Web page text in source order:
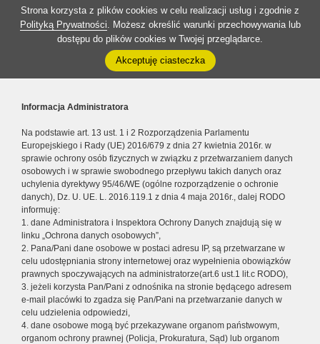
Strona korzysta z plików cookies w celu realizacji usług i zgodnie z
Polityką Prywatności. Możesz określić warunki przechowywania lub
dostępu do plików cookies w Twojej przeglądarce.
Akceptuję ciasteczka
Informacja Administratora
Na podstawie art. 13 ust. 1 i 2 Rozporządzenia Parlamentu
Europejskiego i Rady (UE) 2016/679 z dnia 27 kwietnia 2016r. w
sprawie ochrony osób fizycznych w związku z przetwarzaniem danych
osobowych i w sprawie swobodnego przepływu takich danych oraz
uchylenia dyrektywy 95/46/WE (ogólne rozporządzenie o ochronie
danych), Dz. U. UE. L. 2016.119.1 z dnia 4 maja 2016r., dalej RODO
informuję:
1. dane Administratora i Inspektora Ochrony Danych znajdują się w
linku „Ochrona danych osobowych”,
2. Pana/Pani dane osobowe w postaci adresu IP, są przetwarzane w
celu udostępniania strony internetowej oraz wypełnienia obowiązków
prawnych spoczywających na administratorze(art.6 ust.1 lit.c RODO),
3. jeżeli korzysta Pan/Pani z odnośnika na stronie będącego adresem
e-mail placówki to zgadza się Pan/Pani na przetwarzanie danych w
celu udzielenia odpowiedzi,
4. dane osobowe mogą być przekazywane organom państwowym,
organom ochrony prawnej (Policja, Prokuratura, Sąd) lub organom